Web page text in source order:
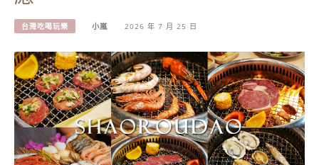
台灣吃喝玩樂 小嵐 2026 年 7 月 25 日